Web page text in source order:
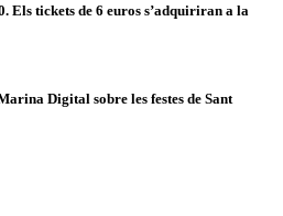
Els tickets de 6 euros s’adquiriran a la
Digital sobre les festes de Sant